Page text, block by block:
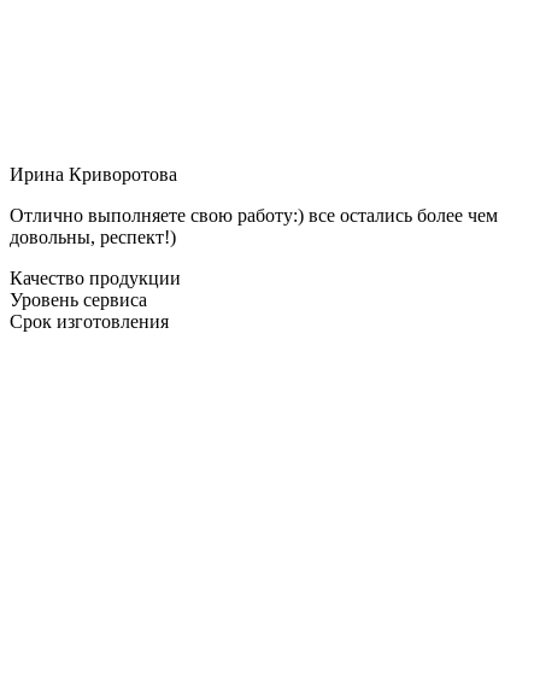
Ирина Криворотова
Отлично выполняете свою работу:) все остались более чем
довольны, респект!)
Качество продукции
Уровень сервиса
Срок изготовления